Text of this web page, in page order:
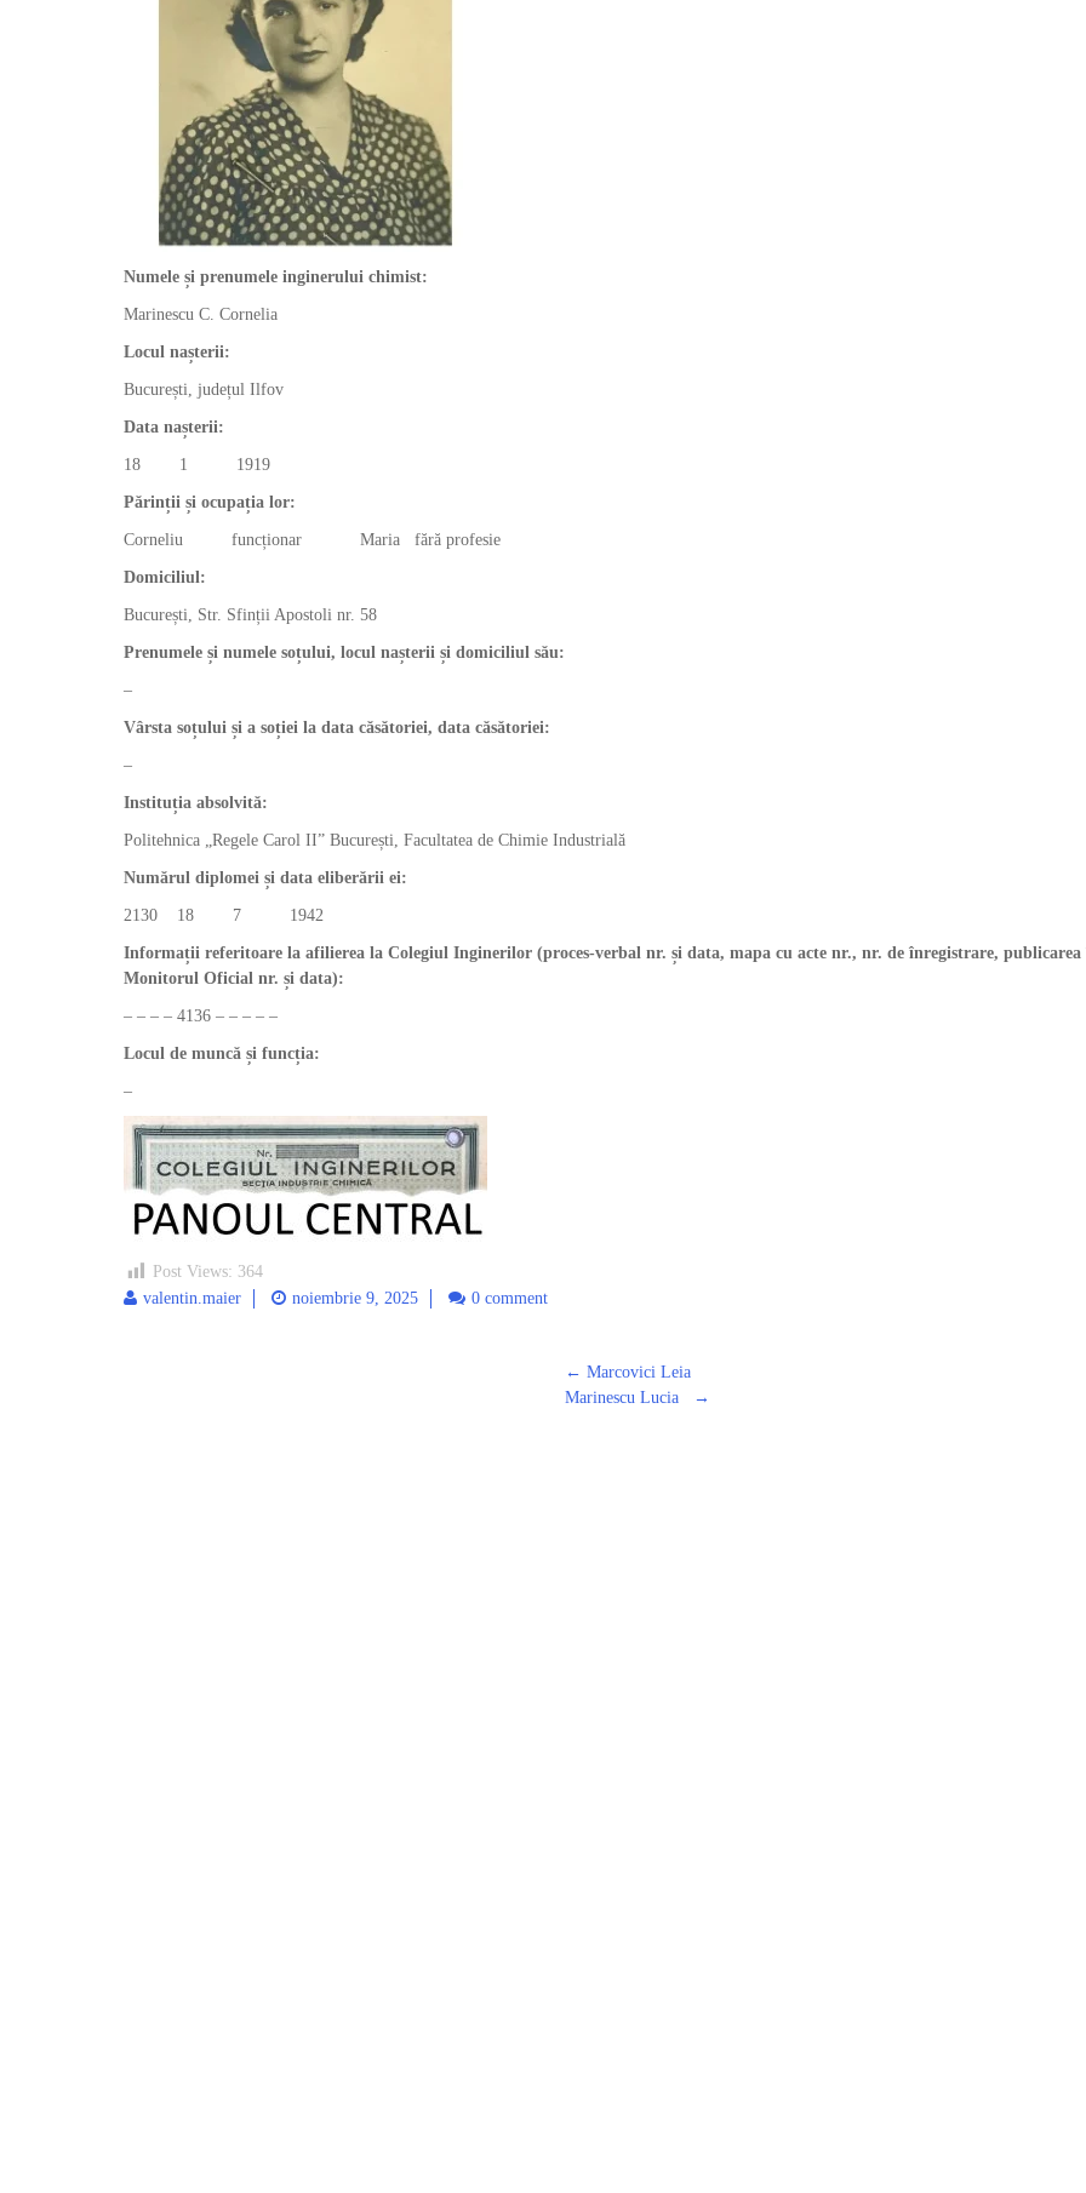
Numele și prenumele inginerului chimist:
Marinescu C. Cornelia
Locul nașterii:
București, județul Ilfov
Data nașterii:
18 1 1919
Părinții și ocupația lor:
Corneliu funcționar Maria fără profesie
Domiciliul:
București, Str. Sfinții Apostoli nr. 58
Prenumele și numele soțului, locul nașterii și domiciliul său:
–
Vârsta soțului și a soției la data căsătoriei, data căsătoriei:
–
Instituția absolvită:
Politehnica „Regele Carol II” București, Facultatea de Chimie Industrială
Numărul diplomei și data eliberării ei:
2130 18 7 1942
Informații referitoare la afilierea la Colegiul Inginerilor (proces-verbal nr. și data, mapa cu acte nr., nr. de înregistrare, publicarea
Monitorul Oficial nr. și data):
– – – – 4136 – – – – –
Locul de muncă și funcția:
–
Post Views: 364
valentin.maier
noiembrie 9, 2025 0 comment
← Marcovici Leia
Marinescu Lucia
→